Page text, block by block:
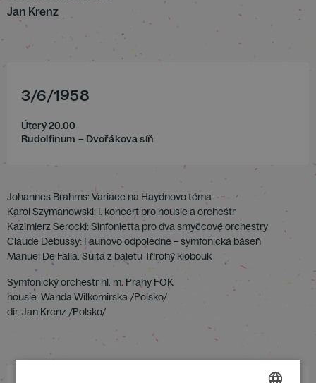
Jan Krenz
3/6/1958
Úterý 20.00
Rudolfinum – Dvořákova síň
Johannes Brahms: Variace na Haydnovo téma
Karol Szymanowski: I. koncert pro housle a orchestr
Kazimierz Serocki: Sinfonietta pro dva smyčcové orchestry
Claude Debussy: Faunovo odpoledne – symfonická báseň
Manuel De Falla: Suita z baletu Třírohý klobouk
Symfonický orchestr hl. m. Prahy FOK
housle: Wanda Wilkomirska /Polsko/
dir. Jan Krenz /Polsko/